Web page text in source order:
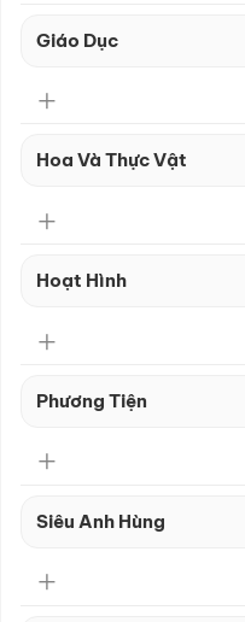
Giáo Dục
Hoa Và Thực Vật
Hoạt Hình
Phương Tiện
Siêu Anh Hùng